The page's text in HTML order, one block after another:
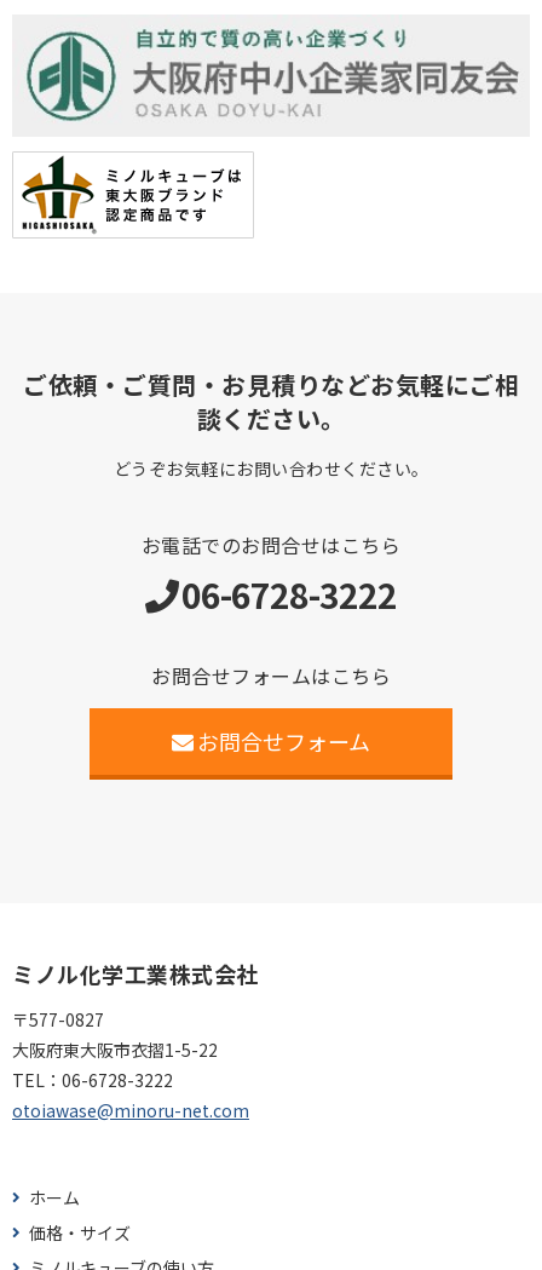
ご依頼・ご質問・お見積りなどお気軽にご相
談ください。
どうぞお気軽にお問い合わせください。
お電話でのお問合せはこちら
06-6728-3222
お問合せフォームはこちら
お問合せフォーム
ミノル化学工業株式会社
〒577-0827
大阪府東大阪市衣摺1-5-22
TEL： 06-6728-3222
otoiawase@minoru-net.com
ホーム
価格・サイズ